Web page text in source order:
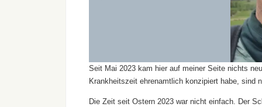
Seit Mai 2023 kam hier auf meiner Seite nichts
Krankheitszeit ehrenamtlich konzipiert habe, sind
Die Zeit seit Ostern 2023 war nicht einfach. Der